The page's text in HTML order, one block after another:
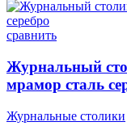
сравнить
Журнальный
мрамор сталь
Журнальные столики